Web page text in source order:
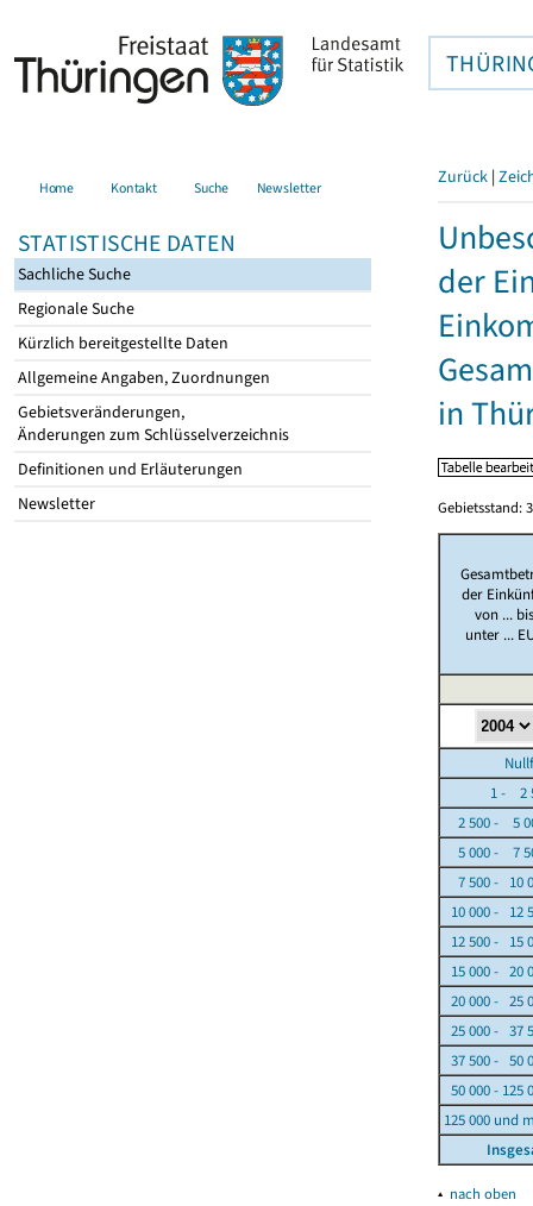
Home Kontakt Suche Newsletter
STATISTISCHE DATEN
Sachliche Suche
Regionale Suche
Kürzlich bereitgestellte Daten
Allgemeine Angaben, Zuordnungen
Gebietsveränderungen,
Änderungen zum Schlüsselverzeichnis
Definitionen und Erläuterungen
Newsletter
Zurück |
der
in
Gebietsstand:
der
von ...
unter ...
1 - 2
2 500 - 5
5 000 - 7
7 500 - 10
10 000 - 12
12 500 - 15
15 000 - 20
20 000 - 25
25 000 - 37
37 500 - 50
50 000 - 125
125 000 und
▴ nach oben